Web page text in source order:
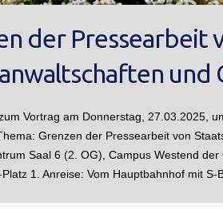
der Pressearbeit
und
Vortrag am Donnerstag, 27.03.2025,
Grenzen der Pressearbeit von
Saal 6 (2. OG), Campus Westend
1. Anreise: Vom Hauptbahnhof mit S-